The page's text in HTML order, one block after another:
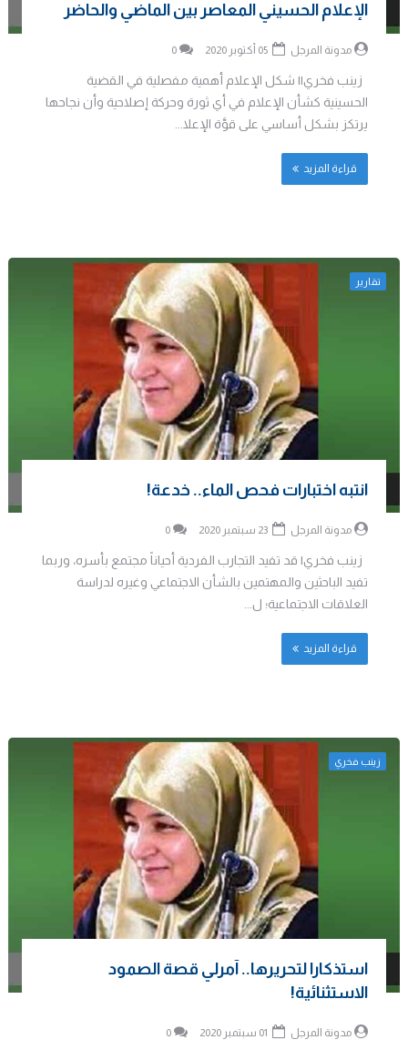
الإعلام الحسيني المعاصر بين الماضي والحاضر
مدونة المرجل 0
زينب فخري|| شكل الإعلام أهمية مفصلية في القضية
الحسينية كشأن الإعلام في أي ثورة وحركة إصلاحية وأن نجاحها
يرتكز بشكل أساسي على قوَّة الإعلا...
قراءة المزيد
تقارير
انتبه اختبارات فحص الماء.. خدعة!
مدونة المرجل 0
زينب فخري| قد تفيد التجارب الفردية أحياناً مجتمع بأسره، وربما
تفيد الباحثين والمهتمين بالشأن الاجتماعي وغيره لدراسة
العلاقات الاجتماعية؛ ل...
قراءة المزيد
زينب فخري
استذكارا لتحريرها.. آمرلي قصة الصمود
الاستثنائية!
مدونة المرجل 0